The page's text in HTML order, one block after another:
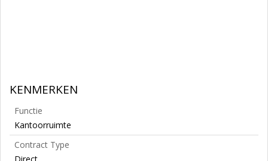
KENMERKEN
Functie
Kantoorruimte
Contract Type